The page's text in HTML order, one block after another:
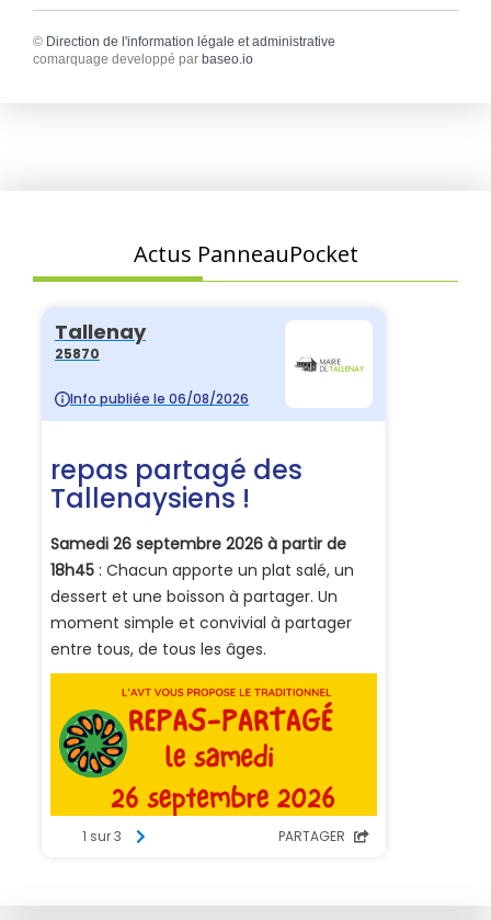
© Direction de l'information légale et administrative
comarquage developpé par baseo.io
Actus PanneauPocket